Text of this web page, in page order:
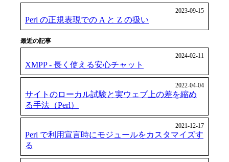
2023-09-15
Perl の正規表現での A と Z の扱い
最近の記事
2024-02-11
XMPP - 長く使える安心チャット
2022-04-04
サイトのローカル試験と実ウェブ上の差を縮め
る手法（Perl）
2021-12-17
Perl で利用宣言時にモジュールをカスタマイズす
る